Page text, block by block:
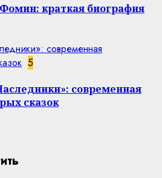
краткая биография
современная
5
современная
сказок